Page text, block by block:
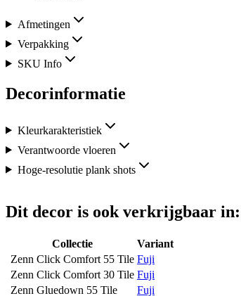
Afmetingen
Verpakking
SKU Info
Decorinformatie
Kleurkarakteristiek
Verantwoorde vloeren
Hoge-resolutie plank shots
Dit decor is ook verkrijgbaar in:
Collectie
Variant
Zenn Click Comfort 55 Tile Fuji
Zenn Click Comfort 30 Tile Fuji
Zenn Gluedown 55 Tile
Fuji